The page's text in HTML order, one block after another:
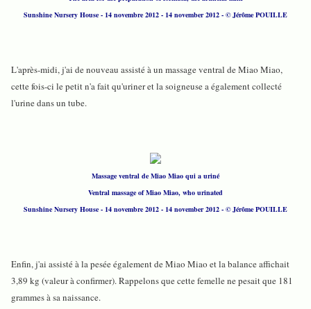
Sunshine Nursery House - 14 novembre 2012 - 14 november 2012 - © Jérôme POUILLE
L'après-midi, j'ai de nouveau assisté à un massage ventral de Miao Miao,
cette fois-ci le petit n'a fait qu'uriner et la soigneuse a également collecté
l'urine dans un tube.
Massage ventral de Miao Miao qui a uriné
Ventral massage of Miao Miao, who urinated
Sunshine Nursery House - 14 novembre 2012 - 14 november 2012 - © Jérôme POUILLE
Enfin, j'ai assisté à la pesée également de Miao Miao et la balance affichait
3,89 kg (valeur à confirmer). Rappelons que cette femelle ne pesait que 181
grammes à sa naissance.